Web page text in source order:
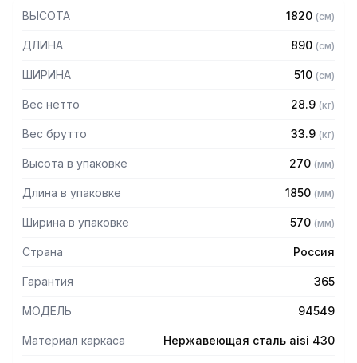
430 толщиной 1,2 мм
— Четыре перфорированные полки из нержавеющей
стали марки AISI 430 толщиной 0,8 мм
— Расстояние между полками регулируемое с шагом 120
— Регулируемые опоры
ВЫСОТА 1820 (см)
ДЛИНА 890 (см)
ШИРИНА 510 (см)
Вес нетто 28.9 (кг)
Вес брутто 33.9 (кг)
Высота в упаковке 270 (мм)
Длина в упаковке 1850 (мм)
Ширина в упаковке 570 (мм)
Страна Россия
Гарантия 365
МОДЕЛЬ 94549
Материал каркаса Нержавеющая сталь aisi 430